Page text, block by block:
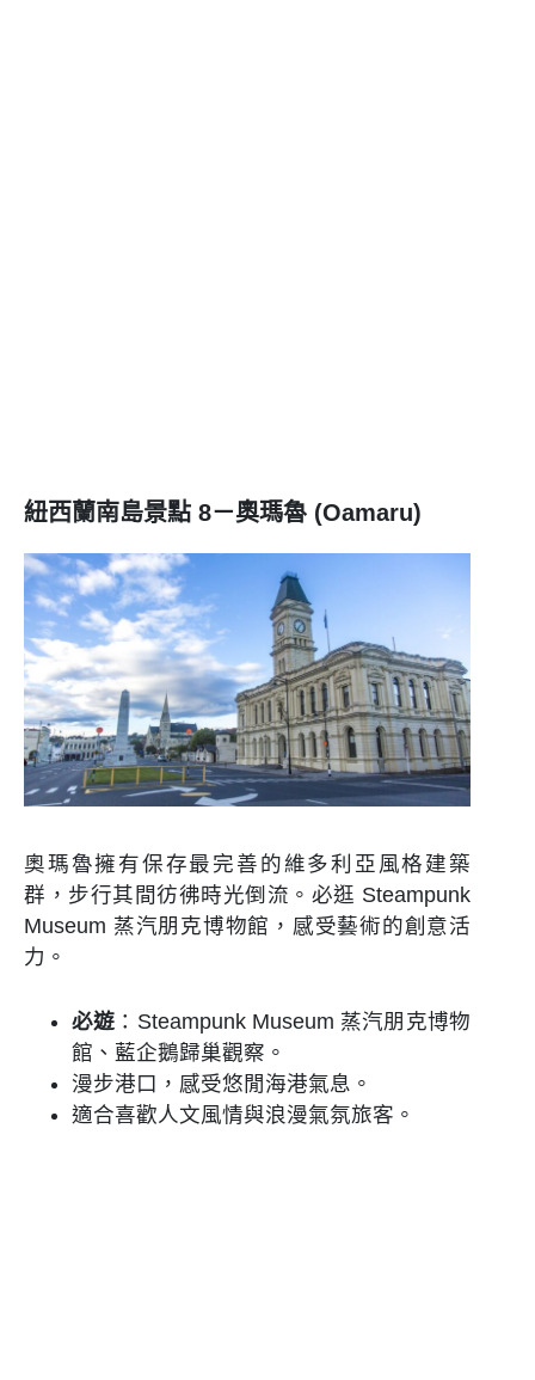
紐西蘭南島景點 8－奧瑪魯 (Oamaru)
奧瑪魯擁有保存最完善的維多利亞風格建築
群，步行其間彷彿時光倒流。必逛 Steampunk
Museum 蒸汽朋克博物館，感受藝術的創意活
力。
必遊 ：Steampunk Museum 蒸汽朋克博物
館、藍企鵝歸巢觀察。
漫步港口，感受悠閒海港氣息。
適合喜歡人文風情與浪漫氣氛旅客。